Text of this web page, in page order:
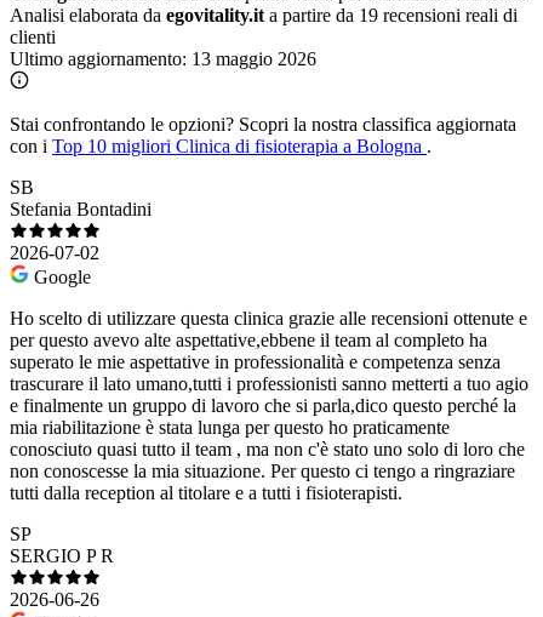
Analisi elaborata da egovitality.it a partire da 19 recensioni reali di
clienti
Ultimo aggiornamento: 13 maggio 2026
Stai confrontando le opzioni? Scopri la nostra classifica aggiornata
con i Top 10 migliori Clinica di fisioterapia a Bologna .
SB
Stefania Bontadini
2026-07-02
Google
Ho scelto di utilizzare questa clinica grazie alle recensioni ottenute e
per questo avevo alte aspettative,ebbene il team al completo ha
superato le mie aspettative in professionalità e competenza senza
trascurare il lato umano,tutti i professionisti sanno metterti a tuo agio
e finalmente un gruppo di lavoro che si parla,dico questo perché la
mia riabilitazione è stata lunga per questo ho praticamente
conosciuto quasi tutto il team , ma non c'è stato uno solo di loro che
non conoscesse la mia situazione. Per questo ci tengo a ringraziare
tutti dalla reception al titolare e a tutti i fisioterapisti.
SP
SERGIO P R
2026-06-26